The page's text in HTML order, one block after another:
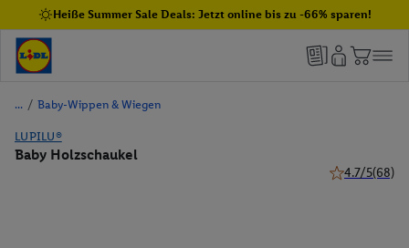
Heiße Summer Sale Deals: Jetzt online bis zu -66% sparen!
/ Baby-Wippen & Wiegen
LUPILU®
Baby Holzschaukel
4.7/5(68)